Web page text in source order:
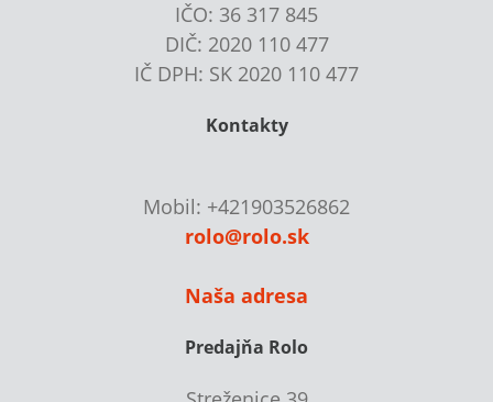
IČO: 36 317 845
DIČ: 2020 110 477
IČ DPH: SK 2020 110 477
Kontakty
Mobil: +421903526862
rolo@rolo.sk
Naša adresa
Predajňa Rolo